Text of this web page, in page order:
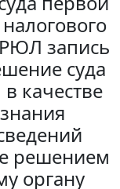
запись
суда
качестве
решением
органу